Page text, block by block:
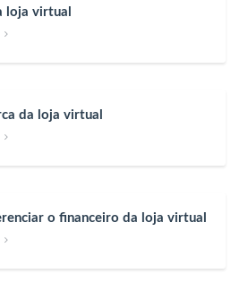
loja virtual

da loja virtual

o financeiro da loja virtual
